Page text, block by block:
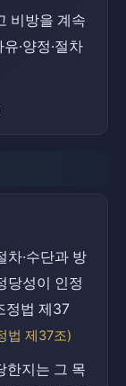
비방을 계속
·양정·절차
차·수단과 방
당성이 인정
정법 제37
법 제37조)
한지는 그 목